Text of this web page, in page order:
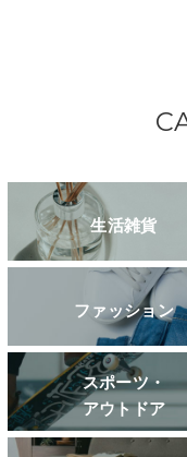
生活雑貨
ファッション
スポーツ・
アウトドア